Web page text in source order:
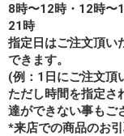
8時〜12時・12時〜
21時
指定日はご注文頂い
できます。
(例：1日にご注文頂
ただし時間を指定さ
達ができない事もご
*来店での商品のお